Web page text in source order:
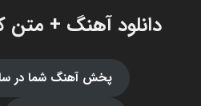
دانلود آهنگ + متن
پخش آهنگ شما در